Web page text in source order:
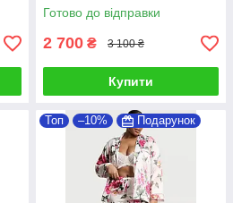
Готово до відправки
2 700 ₴ 3 100 ₴
Купити
Топ –10% Подарунок